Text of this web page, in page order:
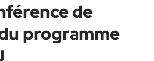
de
programme